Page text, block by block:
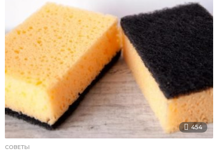
454
СОВЕТЫ